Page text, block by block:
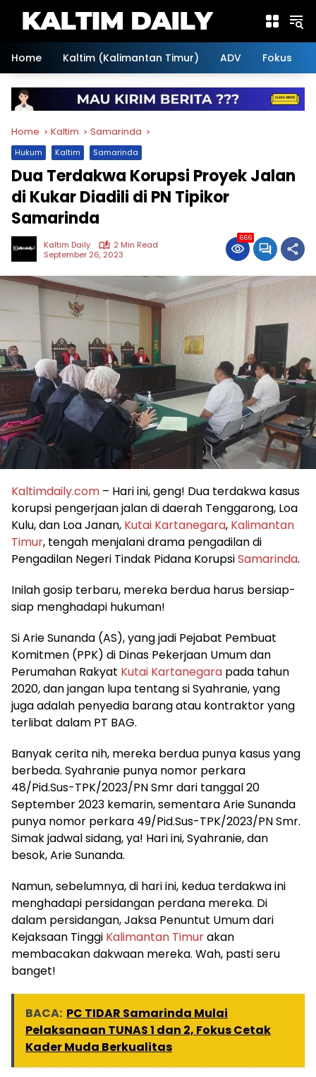
Home
Kaltim (Kalimantan Timur) ADV Fokus
Home Kaltim Samarinda
Hukum Kaltim Samarinda
Dua Terdakwa Korupsi Proyek Jalan
di Kukar Diadili di PN Tipikor
Samarinda
Kaltim Daily
2 Min Read
September 26, 2023
666
Kaltimdaily.com – Hari ini, geng! Dua terdakwa kasus
korupsi pengerjaan jalan di daerah Tenggarong, Loa
Kulu, dan Loa Janan, Kutai Kartanegara, Kalimantan
Timur, tengah menjalani drama pengadilan di
Pengadilan Negeri Tindak Pidana KorupsiSamarinda.
Inilah gosip terbaru, mereka berdua harus bersiap-
siap menghadapi hukuman!
Si Arie Sunanda (AS), yang jadi Pejabat Pembuat
Komitmen (PPK) di Dinas Pekerjaan Umum dan
Perumahan Rakyat Kutai Kartanegara pada tahun
2020, dan jangan lupa tentang si Syahranie, yang
juga adalah penyedia barang atau kontraktor yang
terlibat dalam PT BAG.
Banyak cerita nih, mereka berdua punya kasus yang
berbeda. Syahranie punya nomor perkara
48/Pid.Sus-TPK/2023/PN Smr dari tanggal 20
September 2023 kemarin, sementara Arie Sunanda
punya nomor perkara 49/Pid.Sus-TPK/2023/PN Smr.
Simak jadwal sidang, ya! Hari ini, Syahranie, dan
besok, Arie Sunanda.
Namun, sebelumnya, di hari ini, kedua terdakwa ini
menghadapi persidangan perdana mereka. Di
dalam persidangan, Jaksa Penuntut Umum dari
Kejaksaan Tinggi Kalimantan Timurakan
membacakan dakwaan mereka. Wah, pasti seru
banget!
BACA: PC TIDAR Samarinda Mulai
Pelaksanaan TUNAS 1 dan 2, Fokus Cetak
Kader Muda Berkualitas